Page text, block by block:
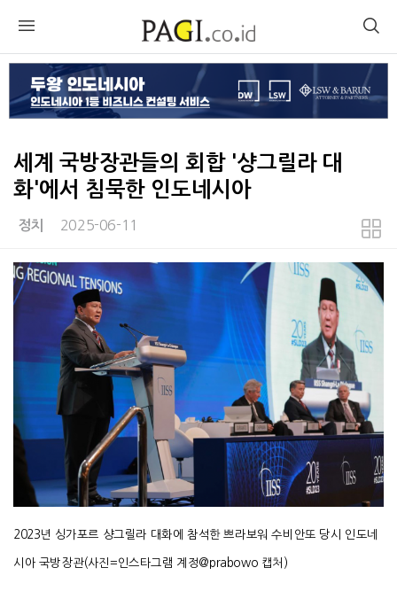
세계 국방장관들의 회합 '샹그릴라 대
화'에서 침묵한 인도네시아
정치 2025-06-11
본문
2023년 싱가포르 샹그릴라 대화에 참석한 쁘라보워 수비안또 당시 인도네
시아 국방장관(사진=인스타그램 계정@prabowo 캡처)